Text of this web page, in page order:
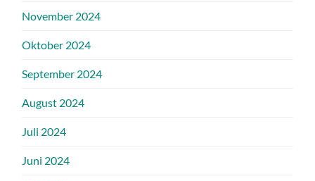
November 2024
Oktober 2024
September 2024
August 2024
Juli 2024
Juni 2024